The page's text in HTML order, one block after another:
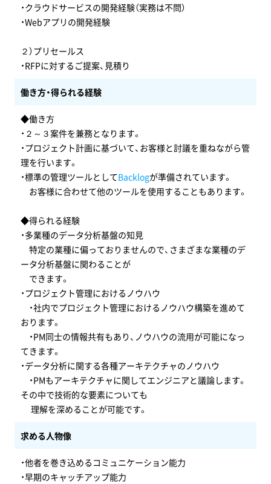
・クラウドサービスの開発経験（実務は不問）
・Webアプリの開発経験
２）プリセールス
・RFPに対するご提案、見積り
働き方・得られる経験
◆働き方
・２～３案件を兼務となります。
・プロジェクト計画に基づいて、お客様と討議を重ねながら管
理を行います。
・標準の管理ツールとしてBacklogが準備されています。
お客様に合わせて他のツールを使用することもあります。
◆得られる経験
・多業種のデータ分析基盤の知見
特定の業種に偏っておりませんので、さまざまな業種のデ
ータ分析基盤に関わることが
できます。
・プロジェクト管理におけるノウハウ
・社内でプロジェクト管理におけるノウハウ構築を進めて
おります。
・PM同士の情報共有もあり、ノウハウの流用が可能になっ
てきます。
・データ分析に関する各種アーキテクチャのノウハウ
・PMもアーキテクチャに関してエンジニアと議論します。
その中で技術的な要素についても
理解を深めることが可能です。
求める人物像
・他者を巻き込めるコミュニケーション能力
・早期のキャッチアップ能力